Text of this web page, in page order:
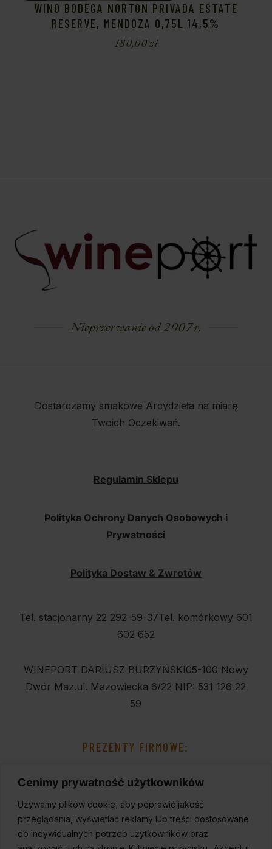
Cenimy prywatność użytkowników
Używamy plików cookie, aby poprawić jakość
przeglądania, wyświetlać reklamy lub treści dostosowane
do indywidualnych potrzeb użytkowników oraz
WINO BODEGA NORTON PRIVADA ESTATE
RESERVE, MENDOZA 0,75L 14,5%
180,00zł
Nieprzerwanie od 2007 r.
Dostarczamy smakowe Arcydzieła na miarę
Twoich Oczekiwań.
Regulamin Sklepu
Polityka Ochrony Danych Osobowych i
Prywatności
Polityka Dostaw & Zwrotów
Tel. stacjonarny 22 292-59-37Tel. komórkowy 601
602 652
WINEPORT DARIUSZ BURZYŃSKI05-100 Nowy
Dwór Maz.ul. Mazowiecka 6/22 NIP: 531 126 22
59
PREZENTY FIRMOWE: